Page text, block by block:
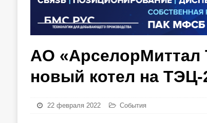
АО «АрселорМиттал
новый котел на ТЭЦ-
22 февраля 2022 События